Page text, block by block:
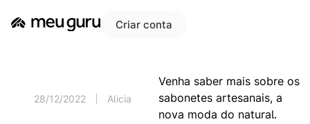
Criar conta
28/12/2022 Alicia
Venha saber mais sobre os
sabonetes artesanais, a
nova moda do natural.